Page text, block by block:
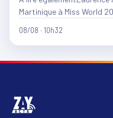
Martinique à Miss World
08/08 · 10h32